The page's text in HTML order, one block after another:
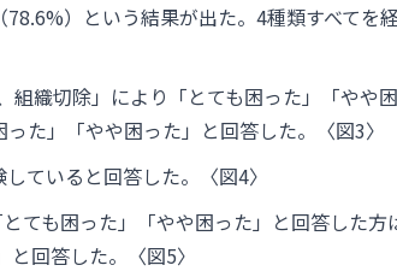
）という結果が出た。4種類すべてを
織切除」により「とても困った」「やや
た」「やや困った」と回答した。〈図3〉
ていると回答した。〈図4〉
ても困った」「やや困った」と回答した方
回答した。〈図5〉